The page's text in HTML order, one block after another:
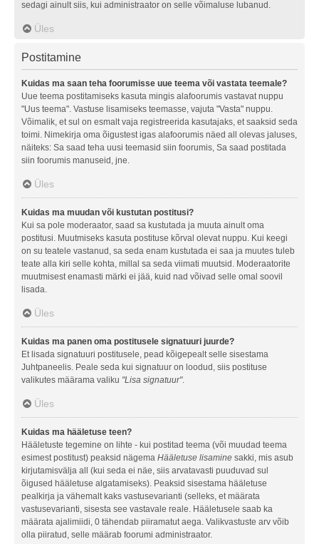
sedagi ainult siis, kui administraator on selle võimaluse lubanud.
Üles
Postitamine
Kuidas ma saan teha foorumisse uue teema või vastata teemale?
Uue teema postitamiseks kasuta mingis alafoorumis vastavat nuppu
"Uus teema". Vastuse lisamiseks teemasse, vajuta "Vasta" nuppu.
Võimalik, et sul on esmalt vaja registreerida kasutajaks, et saaksid seda
toimi. Nimekirja oma õigustest igas alafoorumis näed all olevas jaluses,
näiteks: Sa saad teha uusi teemasid siin foorumis, Sa saad postitada
siin foorumis manuseid, jne.
Üles
Kuidas ma muudan või kustutan postitusi?
Kui sa pole moderaator, saad sa kustutada ja muuta ainult oma
postitusi. Muutmiseks kasuta postituse kõrval olevat nuppu. Kui keegi
on su teatele vastanud, sa seda enam kustutada ei saa ja muutes tuleb
teate alla kiri selle kohta, millal sa seda viimati muutsid. Moderaatorite
muutmisest enamasti märki ei jää, kuid nad võivad selle omal soovil
lisada.
Üles
Kuidas ma panen oma postitusele signatuuri juurde?
Et lisada signatuuri postitusele, pead kõigepealt selle sisestama
Juhtpaneelis. Peale seda kui signatuur on loodud, siis postituse
valikutes määrama valiku "Lisa signatuur".
Üles
Kuidas ma hääletuse teen?
Hääletuste tegemine on lihte - kui postitad teema (või muudad teema
esimest postitust) peaksid nägema Hääletuse lisamine sakki, mis asub
kirjutamisvälja all (kui seda ei näe, siis arvatavasti puuduvad sul
õigused hääletuse algatamiseks). Peaksid sisestama hääletuse
pealkirja ja vähemalt kaks vastusevarianti (selleks, et määrata
vastusevarianti, sisesta see vastavale reale. Hääletusele saab ka
määrata ajalimiidi, 0 tähendab piiramatut aega. Valikvastuste arv võib
olla piiratud, selle määrab foorumi administraator.